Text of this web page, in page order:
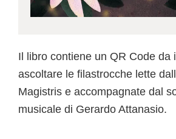
Il libro contiene un QR Code da
ascoltare le filastrocche lette
Magistris e accompagnate dal
musicale di Gerardo Attanasio.